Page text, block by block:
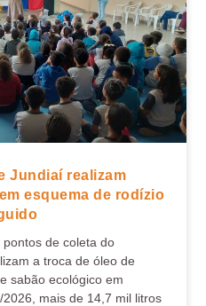
Jundiaí realizam
esquema de rodízio
de coleta do
a troca de óleo de
sabão ecológico em
mais de 14,7 mil litros